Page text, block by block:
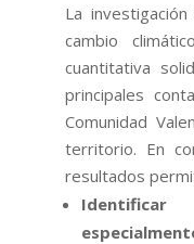
La
cambio
cuantitativa
principales
Comunidad
territorio. En
resultados